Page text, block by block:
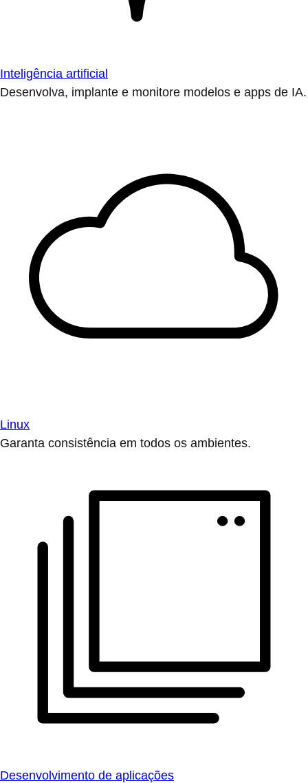
Inteligência artificial
Desenvolva, implante e monitore modelos e apps de IA.
Linux
Garanta consistência em todos os ambientes.
Desenvolvimento de aplicações